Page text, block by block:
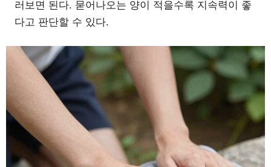
러보면 된다. 묻어나오는 양이 적을수록 지속력이 좋
다고 판단할 수 있다.